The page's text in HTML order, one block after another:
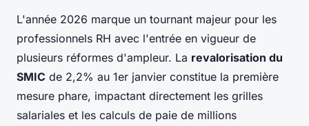
L'année 2026 marque un tournant majeur pour les
professionnels RH avec l'entrée en vigueur de
plusieurs réformes d'ampleur. La revalorisation du
SMIC de 2,2% au 1er janvier constitue la première
mesure phare, impactant directement les grilles
salariales et les calculs de paie de millions